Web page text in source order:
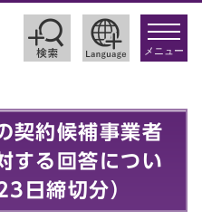
toggle
メニュー
契約候補事業者
する回答につい
日締切分）